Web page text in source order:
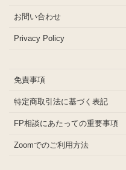
お問い合わせ
Privacy Policy
免責事項
特定商取引法に基づく表記
FP相談にあたっての重要事項
Zoomでのご利用方法